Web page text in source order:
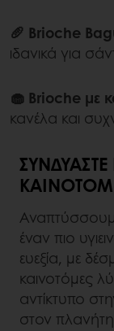
🥖 Brioche
ιδανικά για
🧁 Brioche με
κανέλα και
έναν πιο
ευεξία, με
καινοτόμες
αντίκτυπο
στον